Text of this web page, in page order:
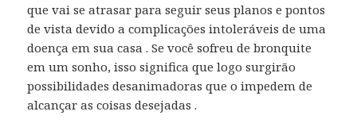
que vai se atrasar para seguir seus planos e pontos
de vista devido a complicações intoleráveis ​​de uma
doença em sua casa . Se você sofreu de bronquite
em um sonho, isso significa que logo surgirão
possibilidades desanimadoras que o impedem de
alcançar as coisas desejadas .